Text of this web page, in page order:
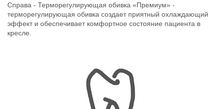
Справа - Терморегулирующая обивка «Премиум» -
терморегулирующая обивка создает приятный охлаждающий
эффект и обеспечивает комфортное состояние пациента в
кресле.